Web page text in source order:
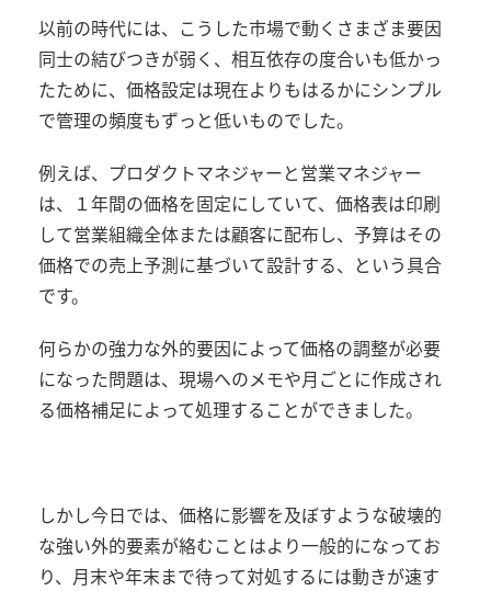
以前の時代には、こうした市場で動くさまざま要因
同士の結びつきが弱く、相互依存の度合いも低かっ
たために、価格設定は現在よりもはるかにシンプル
で管理の頻度もずっと低いものでした。
例えば、プロダクトマネジャーと営業マネジャー
は、１年間の価格を固定にしていて、価格表は印刷
して営業組織全体または顧客に配布し、予算はその
価格での売上予測に基づいて設計する、という具合
です。
何らかの強力な外的要因によって価格の調整が必要
になった問題は、現場へのメモや月ごとに作成され
る価格補足によって処理することができました。
しかし今日では、価格に影響を及ぼすような破壊的
な強い外的要素が絡むことはより一般的になってお
り、月末や年末まで待って対処するには動きが速す